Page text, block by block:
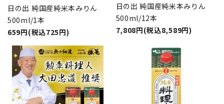
日の出 純国産純米本みりん
500ml/1本
659円(税込725円)
日の出 純国産純米本みりん
500ml/12本
7,808円(税込8,589円)